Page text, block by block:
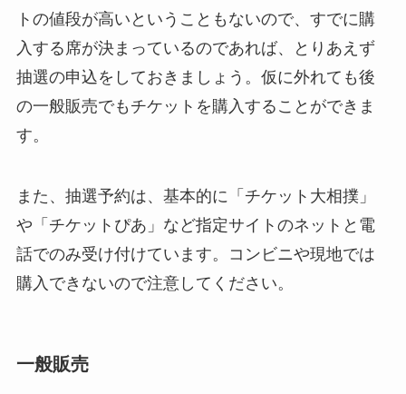
トの値段が高いということもないので、すでに購
入する席が決まっているのであれば、とりあえず
抽選の申込をしておきましょう。仮に外れても後
の一般販売でもチケットを購入することができま
す。
また、抽選予約は、基本的に「チケット大相撲」
や「チケットぴあ」など指定サイトのネットと電
話でのみ受け付けています。コンビニや現地では
購入できないので注意してください。
一般販売